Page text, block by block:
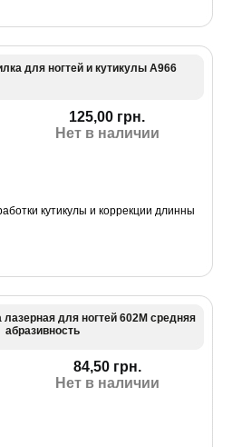
для ногтей и кутикулы А966
125,00 грн.
Нет в наличии
кутикулы и коррекции длинны
для ногтей 602М средняя
абразивность
84,50 грн.
Нет в наличии